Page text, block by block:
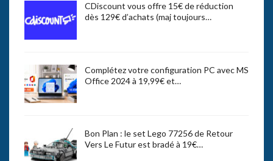
CDiscount vous offre 15€ de réduction
dès 129€ d’achats (maj toujours…
Complétez votre configuration PC avec MS
Office 2024 à 19,99€ et…
Bon Plan : le set Lego 77256 de Retour
Vers Le Futur est bradé à 19€…